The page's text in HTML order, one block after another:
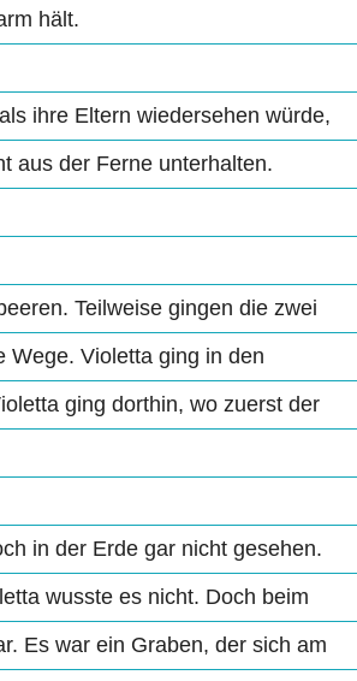
hält.
ihre Eltern wiedersehen würde,
aus der Ferne unterhalten.
Teilweise gingen die zwei
Wege. Violetta ging in den
ging dorthin, wo zuerst der
in der Erde gar nicht gesehen.
wusste es nicht. Doch beim
Es war ein Graben, der sich am